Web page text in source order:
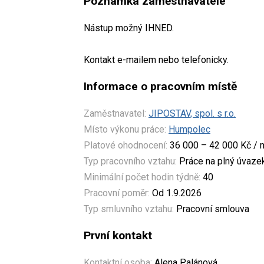
Nástup možný IHNED.
Kontakt e-mailem nebo telefonicky.
Informace o pracovním místě
Zaměstnavatel: JIPOSTAV, spol. s r.o.
Místo výkonu práce: Humpolec
Platové ohodnocení: 36 000 – 42 000 Kč /
Typ pracovního vztahu: Práce na plný
Minimální počet hodin týdně: 40
Pracovní poměr: Od 1.9.2026
Typ smluvního vztahu: Pracovní smlouva
První kontakt